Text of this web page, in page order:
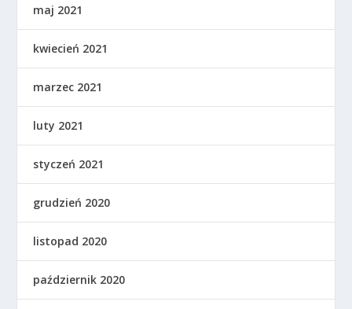
maj 2021
kwiecień 2021
marzec 2021
luty 2021
styczeń 2021
grudzień 2020
listopad 2020
październik 2020